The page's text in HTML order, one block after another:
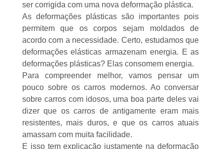
ser corrigida com uma nova deformação plástica.
As deformações plásticas são importantes pois
permitem que os corpos sejam moldados de
acordo com a necessidade. Certo, estudamos que
deformações elásticas armazenam energia. E as
deformações plásticas? Elas consomem energia.
Para compreender melhor, vamos pensar um
pouco sobre os carros modernos. Ao conversar
sobre carros com idosos, uma boa parte deles vai
dizer que os carros de antigamente eram mais
resistentes, mais duros, e que os carros atuais
amassam com muita facilidade.
E isso tem explicação justamente na deformação